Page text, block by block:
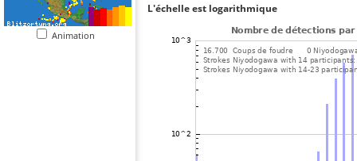
Animation
L'échelle est logarithmique